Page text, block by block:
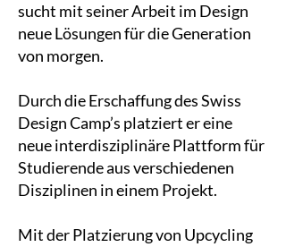
sucht mit seiner Arbeit im Design
neue Lösungen für die Generation
von morgen.
Durch die Erschaffung des Swiss
Design Camp’s platziert er eine
neue interdisziplinäre Plattform für
Studierende aus verschiedenen
Disziplinen in einem Projekt.
Mit der Platzierung von Upcycling